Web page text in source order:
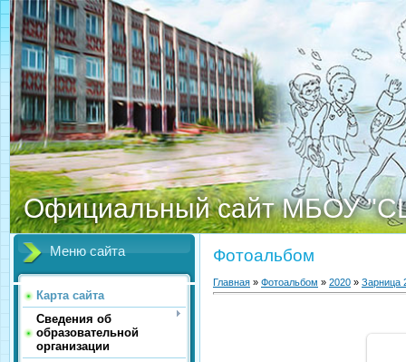
Официальный сайт МБОУ
Меню сайта
Карта сайта
Сведения об
образовательной
организации
Фотоальбом
Главная » Фотоальбом » 2020 » Зарница